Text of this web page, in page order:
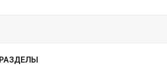
РАЗДЕЛЫ